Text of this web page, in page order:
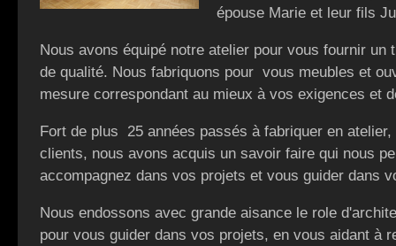
épouse Marie et leur fils
Nous avons équipé notre atelier pour vous fournir un
de qualité. Nous fabriquons pour vous meubles et
mesure correspondant au mieux à vos exigences et
Fort de plus 25 années passés à fabriquer en
clients, nous avons acquis un savoir faire qui nous
accompagnez dans vos projets et vous guider dans
Nous endossons avec grande aisance le role
pour vous guider dans vos projets, en vous aidant à